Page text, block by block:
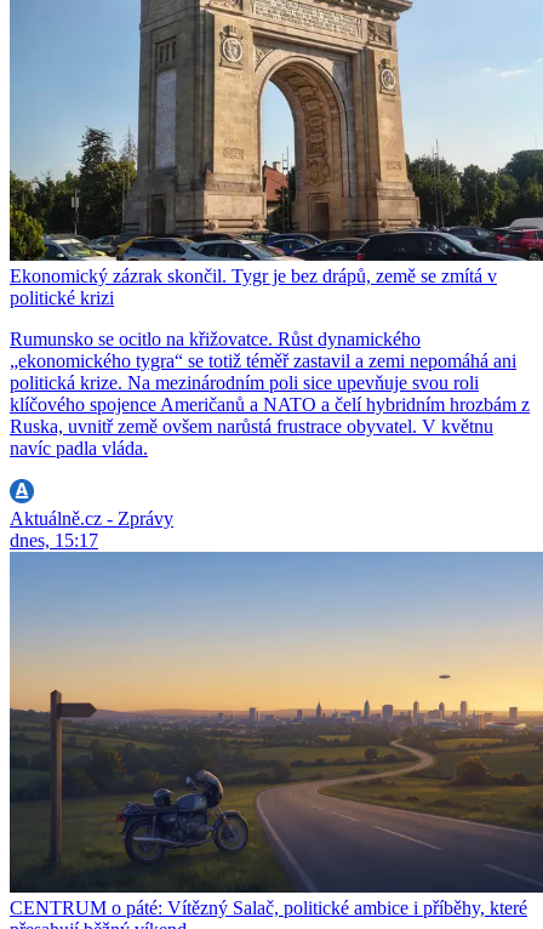
Ekonomický zázrak skončil. Tygr je bez drápů, země se zmítá v
politické krizi
Rumunsko se ocitlo na křižovatce. Růst dynamického
„ekonomického tygra“ se totiž téměř zastavil a zemi nepomáhá ani
politická krize. Na mezinárodním poli sice upevňuje svou roli
klíčového spojence Američanů a NATO a čelí hybridním hrozbám z
Ruska, uvnitř země ovšem narůstá frustrace obyvatel. V květnu
navíc padla vláda.
Aktuálně.cz - Zprávy
dnes, 15:17
CENTRUM o páté: Vítězný Salač, politické ambice i příběhy, které